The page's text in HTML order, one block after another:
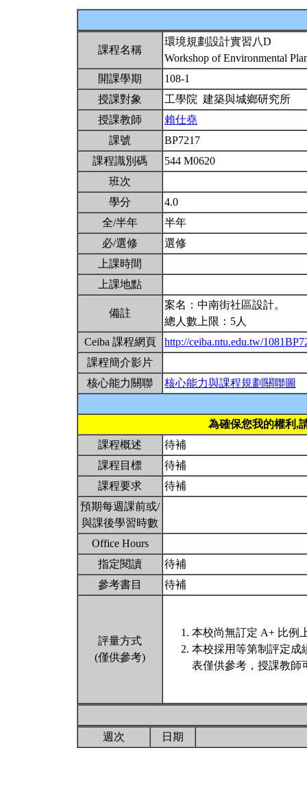
課程名稱
環境規劃設計實習八D
Workshop of Environmental
開課學期
108-1
授課對象
工學院 建築與城鄉研究所
授課教師
賴仕堯
課號
BP7217
課程識別碼
544 M0620
班次
學分
4.0
全/半年
半年
必/選修
選修
上課時間
上課地點
備註
案名：中南街社區設計。
總人數上限：5人
Ceiba 課程網頁
http://ceiba.ntu.edu.tw/
課程簡介影片
核心能力關聯
核心能力與課程規劃關聯圖
為確保您我的權利,
課程概述
待補
課程目標
待補
課程要求
待補
預期每週課前或/
與課後學習時數
Office Hours
指定閱讀
待補
參考書目
待補
評量方式
(僅供參考)
本校尚無訂定 A+ 比例
本校採用等第制評定成
表僅供參考，授課教師
週次 日期